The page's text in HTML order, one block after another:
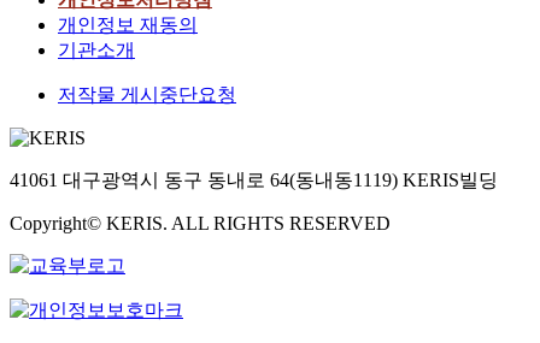
개인정보 재동의
기관소개
저작물 게시중단요청
41061 대구광역시 동구 동내로 64(동내동1119) KERIS빌딩
Copyright© KERIS. ALL RIGHTS RESERVED